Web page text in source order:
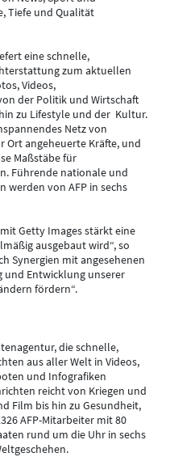
Tiefe und Qualität
eine schnelle,
zum aktuellen
Videos,
der Politik und Wirtschaft
zu Lifestyle und der Kultur.
Netz von
angeheuerte Kräfte, und
Maßstäbe für
Führende nationale und
werden von AFP in sechs
Getty Images stärkt eine
ausgebaut wird“, so
Synergien mit angesehenen
und Entwicklung unserer
fördern“.
die schnelle,
aus aller Welt in Videos,
und Infografiken
reicht von Kriegen und
Film bis hin zu Gesundheit,
AFP-Mitarbeiter mit 80
rund um die Uhr in sechs